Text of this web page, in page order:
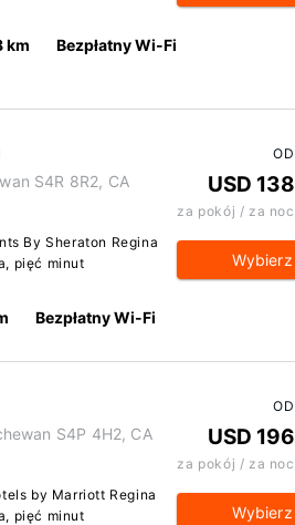
km Bezpłatny Wi-Fi
S4R 8R2, CA
By Sheraton Regina
pięć minut
Bezpłatny Wi-Fi
OD
USD 138
za pokój / za noc
Wybierz
S4P 4H2, CA
by Marriott Regina
pięć minut
OD
USD 196
za pokój / za noc
Wybierz